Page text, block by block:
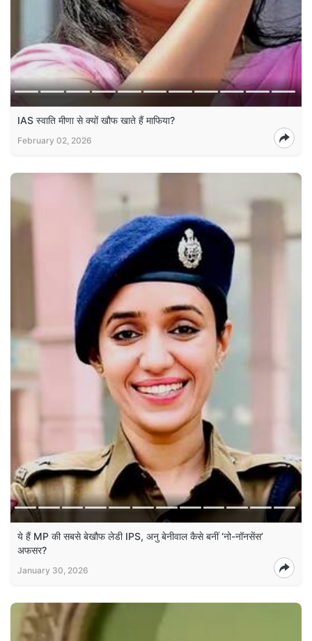
IAS स्‍वात‍ि मीणा से क्‍यों खौफ खाते हैं माफ‍िया?
February 02, 2026
ये हैं MP की सबसे बेखौफ लेडी IPS, अनु बेनीवाल कैसे बनीं ‘नो-नॉनसेंस’
अफसर?
January 30, 2026